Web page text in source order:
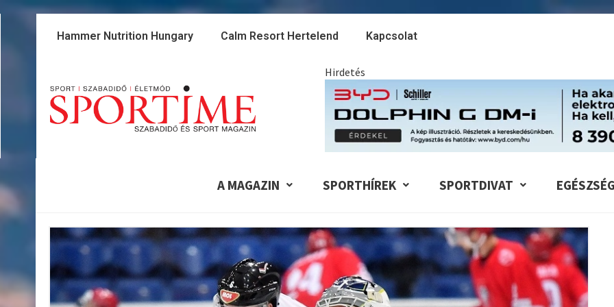
Skip
Hammer Nutrition Hungary Calm Resort Hertelend Kapcsolat
Hirdetés
A MAGAZIN SPORTHÍREK SPORTDIVAT EGÉSZSÉG